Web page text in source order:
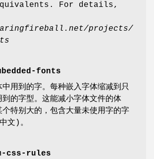
For details,
projects/
fonts
用到的字。每种嵌入字体缩减到只
到的字型。这能减小字体文件的体
个特别大的，包含大量未使用字的字
文)。
css-rules